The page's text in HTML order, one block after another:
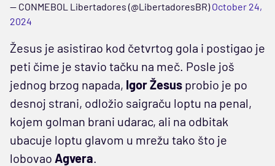
— CONMEBOL Libertadores (@LibertadoresBR)October 24,
2024
Žesus je asistirao kod četvrtog gola i postigao je
peti čime je stavio tačku na meč. Posle još
jednog brzog napada, Igor Žesus probio je po
desnoj strani, odložio saigraču loptu na penal,
kojem golman brani udarac, ali na odbitak
ubacuje loptu glavom u mrežu tako što je
lobovao Agvera.